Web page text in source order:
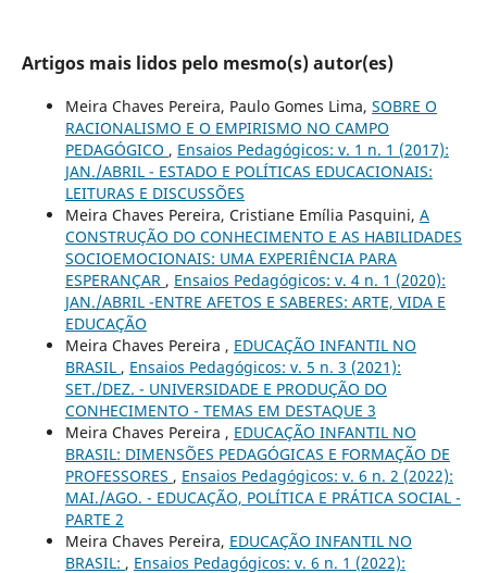
Artigos mais lidos pelo mesmo(s) autor(es)
Meira Chaves Pereira, Paulo Gomes Lima, SOBRE O
RACIONALISMO E O EMPIRISMO NO CAMPO
PEDAGÓGICO , Ensaios Pedagógicos: v. 1 n. 1 (2017):
JAN./ABRIL - ESTADO E POLÍTICAS EDUCACIONAIS:
LEITURAS E DISCUSSÕES
Meira Chaves Pereira, Cristiane Emília Pasquini, A
CONSTRUÇÃO DO CONHECIMENTO E AS HABILIDADES
SOCIOEMOCIONAIS: UMA EXPERIÊNCIA PARA
ESPERANÇAR , Ensaios Pedagógicos: v. 4 n. 1 (2020):
JAN./ABRIL -ENTRE AFETOS E SABERES: ARTE, VIDA E
EDUCAÇÃO
Meira Chaves Pereira , EDUCAÇÃO INFANTIL NO
BRASIL , Ensaios Pedagógicos: v. 5 n. 3 (2021):
SET./DEZ. - UNIVERSIDADE E PRODUÇÃO DO
CONHECIMENTO - TEMAS EM DESTAQUE 3
Meira Chaves Pereira , EDUCAÇÃO INFANTIL NO
BRASIL: DIMENSÕES PEDAGÓGICAS E FORMAÇÃO DE
PROFESSORES , Ensaios Pedagógicos: v. 6 n. 2 (2022):
MAI./AGO. - EDUCAÇÃO, POLÍTICA E PRÁTICA SOCIAL -
PARTE 2
Meira Chaves Pereira, EDUCAÇÃO INFANTIL NO
BRASIL: , Ensaios Pedagógicos: v. 6 n. 1 (2022):